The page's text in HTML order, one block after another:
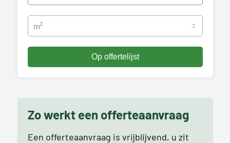
Zo werkt een offerteaanvraag
Een offerteaanvraag is vrijblijvend, u zit